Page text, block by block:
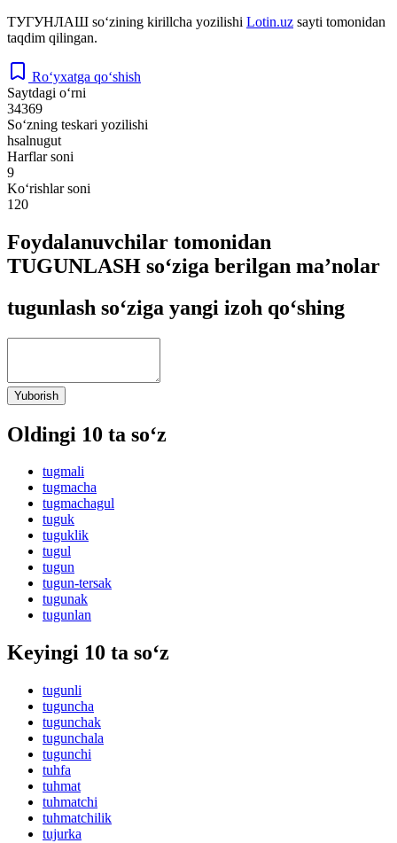
ТУГУНЛАШ so‘zining kirillcha yozilishi Lotin.uz sayti tomonidan
taqdim qilingan.
Ro‘yxatga qo‘shish
Saytdagi o‘rni
34369
So‘zning teskari yozilishi
hsalnugut
Harflar soni
9
Ko‘rishlar soni
120
Foydalanuvchilar tomonidan
TUGUNLASH so‘ziga berilgan ma’nolar
tugunlash so‘ziga yangi izoh qo‘shing
Yuborish
Oldingi 10 ta so‘z
tugmali
tugmacha
tugmachagul
tuguk
tuguklik
tugul
tugun
tugun-tersak
tugunak
tugunlan
Keyingi 10 ta so‘z
tugunli
tuguncha
tugunchak
tugunchala
tugunchi
tuhfa
tuhmat
tuhmatchi
tuhmatchilik
tujurka